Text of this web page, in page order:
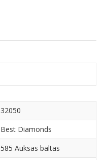
32050
Best Diamonds
585 Auksas baltas